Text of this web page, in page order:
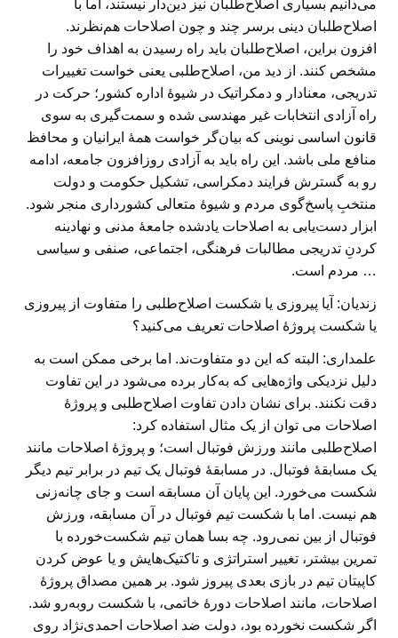
می‌دانیم بسیاری اصلاح‌طلبان نیز دین‌دار نیستند، اما با
اصلاح‌طلبان دینی برسر چند و چون اصلاحات هم‌نظرند.
افزون براین، اصلاح‌طلبان باید راه رسیدن به اهداف خود را
مشخص کنند. از دید من، اصلاح‌طلبی یعنی خواست تغییرات
تدریجی، معنادار و دمکراتیک در شیوهٔ اداره کشور؛ حرکت در
راه آزادی انتخابات غیر مهندسی شده و سمت‌گیری به سوی
قانون اساسی نوینی که بیان‌گر خواست همهٔ ایرانیان و محافظ
منافع ملی باشد. این راه باید به آزادی روزافزون جامعه، ادامه
رو به گسترش فرایند دمکراسی، تشکیل حکومت و دولت
منتخبِ پاسخ‌گوی مردم و شیوهٔ متعالی کشورداری منجر شود.
ابزار دست‌یابی به اصلاحات یادشده جامعهٔ مدنی و نهادینه‌
کردنِ تدریجی مطالبات فرهنگی، اجتماعی، صنفی و سیاسی
… مردم است.
زندیان: آیا پیروزی یا شکست اصلاح‌طلبی را متفاوت از پیروزی
یا شکست پروژهٔ اصلاحات تعریف می‌کنید؟
علمداری: البته که این دو متفاوت‌ند. اما برخی ممکن است به
دلیل نزدیکی واژه‌هایی که به‌کار برده می‌شود در این تفاوت
دقت نکنند. برای نشان دادن تفاوت اصلاح‌طلبی و پروژهٔ
اصلاحات می توان از یک مثال استفاده کرد:
اصلاح‌طلبی مانند ورزش فوتبال است؛ و پروژهٔ اصلاحات مانند
یک مسابقهٔ فوتبال. در مسابقهٔ فوتبال یک تیم در برابر تیم دیگر
شکست می‌خورد. این پایان آن مسابقه است و جای چانه‌زنی
هم نیست. اما با شکست تیم فوتبال در آن مسابقه، ورزش
فوتبال از بین نمی‌رود. چه بسا همان تیم شکست‌خورده با
تمرین بیشتر، تغییر استراتژی و تاکتیک‌هایش و یا عوض کردن
کاپیتان تیم در بازی بعدی پیروز شود. بر همین مصداق پروژهٔ
اصلاحات، مانند اصلاحات دورهٔ خاتمی، با شکست روبه‌رو شد.
اگر شکست نخورده بود، دولت ضد اصلاحات احمدی‌نژاد روی